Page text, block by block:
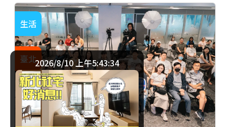
生活
臺北2026/8/10 上午5:43:35